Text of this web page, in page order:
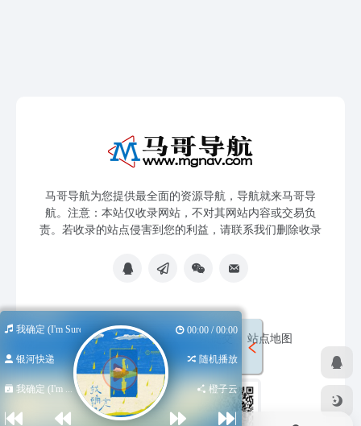
马哥导航为您提供最全面的资源导航，导航就来马哥导
航。注意：本站仅收录网站，不对其网站内容或交易负
责。若收录的站点侵害到您的利益，请联系我们删除收录
免责声明 友链申请 网站提交 站点地图
我确定 (I'm Sure) 00:00 / 00:00
银河快递 随机播放
我确定 (I'm ... 橙子云